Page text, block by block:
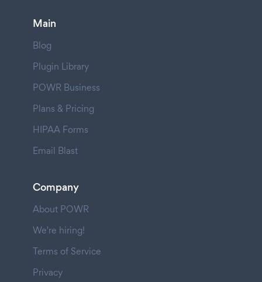
Main
Blog
Plugin Library
POWR Business
Plans & Pricing
HIPAA Forms
Email Blast
Company
About POWR
We're hiring!
Terms of Service
Privacy